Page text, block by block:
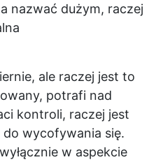
nazwać dużym, raczej
ale raczej jest to
potrafi nad
kontroli, raczej jest
do wycofywania się.
w aspekcie